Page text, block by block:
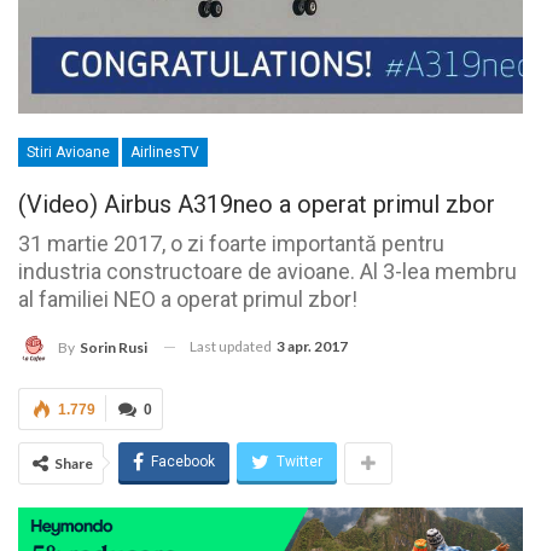
Stiri Avioane AirlinesTV
(Video) Airbus A319neo a operat primul zbor
31 martie 2017, o zi foarte importantă pentru
industria constructoare de avioane. Al 3-lea membru
al familiei NEO a operat primul zbor!
By Sorin Rusi Last updated 3 apr. 2017
0
1.779
Share Facebook Twitter